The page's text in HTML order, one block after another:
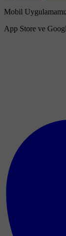
Mobil
App Store ve